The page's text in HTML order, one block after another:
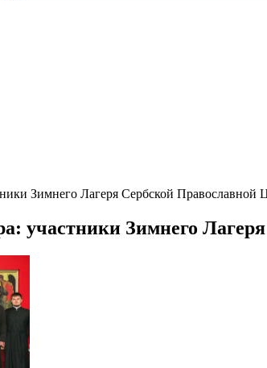
Зимнего Лагеря Сербской Православной
участники Зимнего